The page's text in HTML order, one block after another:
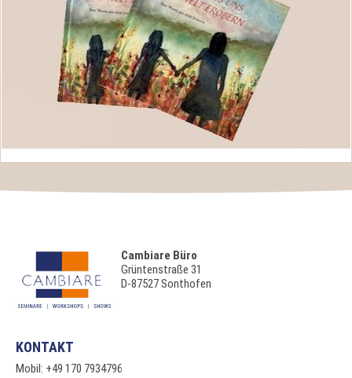
Cambiare Büro
Grüntenstraße 31
D-87527 Sonthofen
KONTAKT
Mobil: +49 170 7934796